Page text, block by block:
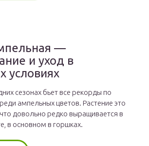
—
и уход в
условиях
сезонах бьет все рекорды по
ампельных цветов. Растение это
довольно редко выращивается в
в основном в горшках.